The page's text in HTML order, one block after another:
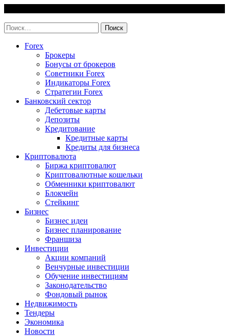
content
Найти:
Forex
Брокеры
Бонусы от брокеров
Советники Forex
Индикаторы Forex
Стратегии Forex
Банковский сектор
Дебетовые карты
Депозиты
Кредитование
Кредитные карты
Кредиты для бизнеса
Криптовалюта
Биржа криптовалют
Криптовалютные кошельки
Обменники криптовалют
Блокчейн
Стейкинг
Бизнес
Бизнес идеи
Бизнес планирование
Франшиза
Инвестиции
Акции компаний
Венчурные инвестиции
Обучение инвестициям
Законодательство
Фондовый рынок
Недвижимость
Тендеры
Экономика
Новости